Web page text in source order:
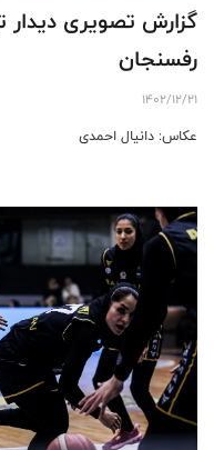
گزارش تصویری
رفسنجان
1402/12/21
عکاس: دانیال احمدی